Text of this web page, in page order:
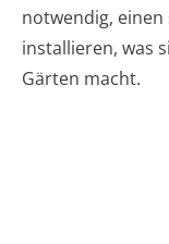
notwendig,
installieren, was
Gärten macht.